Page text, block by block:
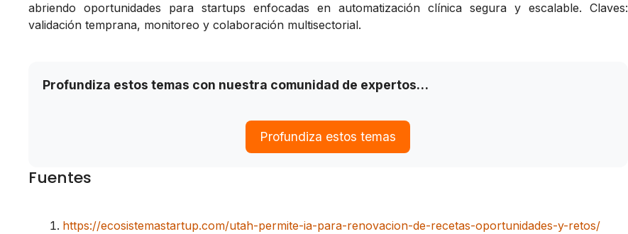
abriendo oportunidades para startups enfocadas en automatización clínica segura y escalable. Claves:
validación temprana, monitoreo y colaboración multisectorial.
Profundiza estos temas con nuestra comunidad de expertos…
Profundiza estos temas
Fuentes
https://ecosistemastartup.com/utah-permite-ia-para-renovacion-de-recetas-oportunidades-y-retos/